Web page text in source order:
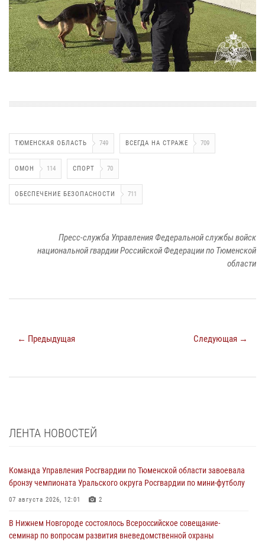
ТЮМЕНСКАЯ ОБЛАСТЬ 749 ВСЕГДА НА СТРАЖЕ 709
ОМОН 114 СПОРТ 70
ОБЕСПЕЧЕНИЕ БЕЗОПАСНОСТИ 711
Пресс-служба Управления Федеральной службы войск
национальной гвардии Российской Федерации по Тюменской
области
← Предыдущая Следующая →
ЛЕНТА НОВОСТЕЙ
Команда Управления Росгвардии по Тюменской области завоевала
бронзу чемпионата Уральского округа Росгвардии по мини-футболу
07 августа 2026, 12:01 2
В Нижнем Новгороде состоялось Всероссийское совещание-
семинар по вопросам развития вневедомственной охраны